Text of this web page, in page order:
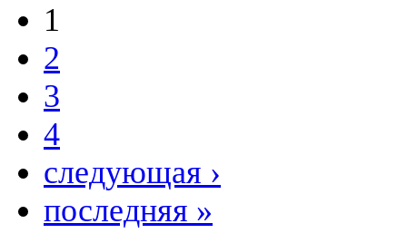
1
2
3
4
следующая ›
последняя »